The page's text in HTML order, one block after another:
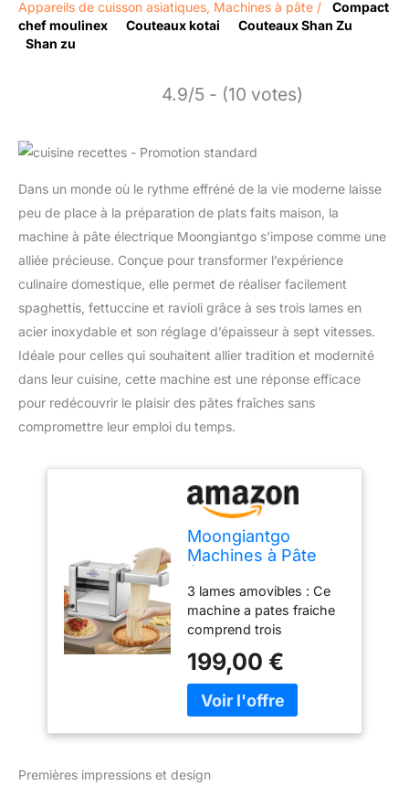
Appareils de cuisson asiatiques, Machines à pâte /
Compact
chef moulinex
Couteaux kotai
Couteaux Shan Zu
Shan zu
4.9/5 - (10 votes)
Dans un monde où le rythme effréné de la vie moderne laisse
peu de place à la préparation de plats faits maison, la
machine à pâte électrique Moongiantgo s’impose comme une
alliée précieuse. Conçue pour transformer l’expérience
culinaire domestique, elle permet de réaliser facilement
spaghettis, fettuccine et ravioli grâce à ses trois lames en
acier inoxydable et son réglage d’épaisseur à sept vitesses.
Idéale pour celles qui souhaitent allier tradition et modernité
dans leur cuisine, cette machine est une réponse efficace
pour redécouvrir le plaisir des pâtes fraîches sans
compromettre leur emploi du temps.
Moongiantgo
Machines à Pâte
Amovible Lames,
0.5-5mm Épaisseur
3 lames amovibles : Ce
machine a pates fraiche
comprend trois
lame pour nouilles de
2mm/4mm/6,5 mm. Ces
lames peuvent être
permettant de créer une
199,00 €
Premières impressions et design